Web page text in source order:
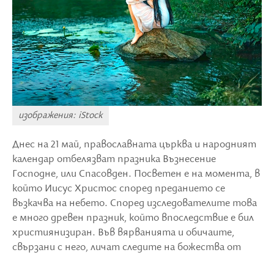
изображения: iStock
Днес на 21 май, православната църква и народният
календар отбелязват празника Възнесение
Господне, или Спасовден. Посветен е на момента, в
който Иисус Христос според преданието се
възкачва на небето. Според изследователите това
е много древен празник, който впоследствие е бил
християнизиран. Във вярванията и обичаите,
свързани с него, личат следите на божества от